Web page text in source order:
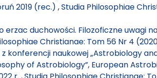
2019 (rec.) ,Studia Philosophiae
erzac duchowości. Filozoficzne uwagi
Christianae: Tom 56 Nr 4
konferencji naukowej „Astrobiology
of Astrobiology”, European